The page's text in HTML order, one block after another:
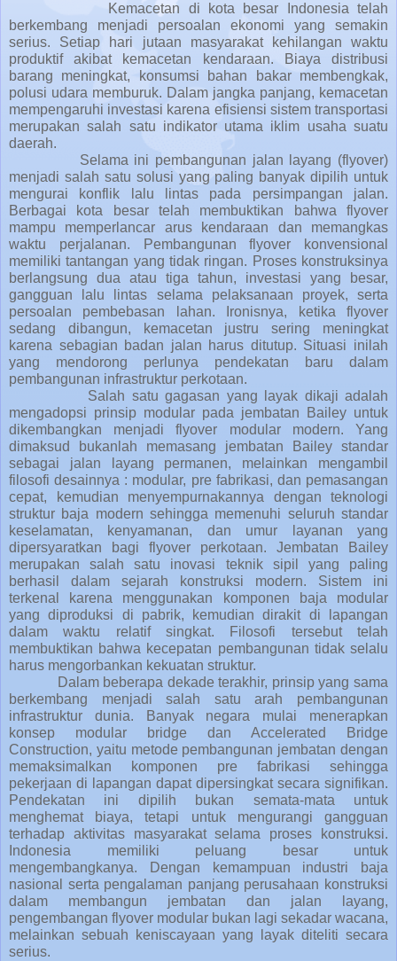
Kemacetan di kota besar Indonesia telah
berkembang menjadi persoalan ekonomi yang semakin
serius. Setiap hari jutaan masyarakat kehilangan waktu
produktif akibat kemacetan kendaraan. Biaya distribusi
barang meningkat, konsumsi bahan bakar membengkak,
polusi udara memburuk. Dalam jangka panjang, kemacetan
mempengaruhi investasi karena efisiensi sistem transportasi
merupakan salah satu indikator utama iklim usaha suatu
daerah.
Selama ini pembangunan jalan layang (flyover)
menjadi salah satu solusi yang paling banyak dipilih untuk
mengurai konflik lalu lintas pada persimpangan jalan.
Berbagai kota besar telah membuktikan bahwa flyover
mampu memperlancar arus kendaraan dan memangkas
waktu perjalanan. Pembangunan flyover konvensional
memiliki tantangan yang tidak ringan. Proses konstruksinya
berlangsung dua atau tiga tahun, investasi yang besar,
gangguan lalu lintas selama pelaksanaan proyek, serta
persoalan pembebasan lahan. Ironisnya, ketika flyover
sedang dibangun, kemacetan justru sering meningkat
karena sebagian badan jalan harus ditutup. Situasi inilah
yang mendorong perlunya pendekatan baru dalam
pembangunan infrastruktur perkotaan.
Salah satu gagasan yang layak dikaji adalah
mengadopsi prinsip modular pada jembatan Bailey untuk
dikembangkan menjadiflyover modular modern. Yang
dimaksud bukanlah memasang jembatan Bailey standar
sebagai jalan layang permanen, melainkan mengambil
filosofi desainnya : modular, pre fabrikasi, dan pemasangan
cepat, kemudian menyempurnakannya dengan teknologi
struktur baja modern sehingga memenuhi seluruh standar
keselamatan, kenyamanan, dan umur layanan yang
dipersyaratkan bagi flyover perkotaan. Jembatan Bailey
merupakan salah satu inovasi teknik sipil yang paling
berhasil dalam sejarah konstruksi modern. Sistem ini
terkenal karena menggunakan komponen baja modular
yang diproduksi di pabrik, kemudian dirakit di lapangan
dalam waktu relatif singkat. Filosofi tersebut telah
membuktikan bahwa kecepatan pembangunan tidak selalu
harus mengorbankan kekuatan struktur.
Dalam beberapa dekade terakhir, prinsip yang sama
berkembang menjadi salah satu arah pembangunan
infrastruktur dunia. Banyak negara mulai menerapkan
konsep modular bridge dan Accelerated Bridge
Construction, yaitu metode pembangunan jembatan dengan
memaksimalkan komponen pre fabrikasi sehingga
pekerjaan di lapangan dapat dipersingkat secara signifikan.
Pendekatan ini dipilih bukan semata-mata untuk
menghemat biaya, tetapi untuk mengurangi gangguan
terhadap aktivitas masyarakat selama proses konstruksi.
Indonesia memiliki peluang besar untuk
mengembangkanya. Dengan kemampuan industri baja
nasional serta pengalaman panjang perusahaan konstruksi
dalam membangun jembatan dan jalan layang,
pengembangan flyover modular bukan lagi sekadar wacana,
melainkan sebuah keniscayaan yang layak diteliti secara
serius.